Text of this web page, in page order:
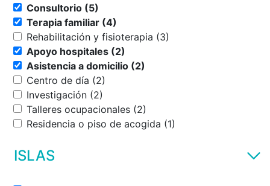
Consultorio (5)
Terapia familiar (4)
Rehabilitación y fisioterapia (3)
Apoyo hospitales (2)
Asistencia a domicilio (2)
Centro de día (2)
Investigación (2)
Talleres ocupacionales (2)
Residencia o piso de acogida (1)
ISLAS